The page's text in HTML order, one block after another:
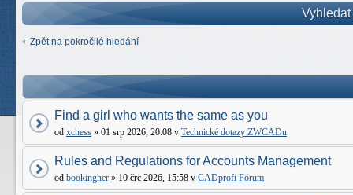
Zpět na pokročilé hledání
Find a girl who wants the same as you
od xchess » 01 srp 2026, 20:08 v Technické dotazy ZWCADu
Rules and Regulations for Accounts Management
od bookingher » 10 črc 2026, 15:58 v CADprofi Fórum